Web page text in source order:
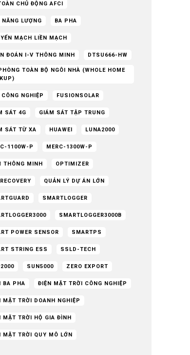
CHỦ ĐỘNG AFCI
LƯỢNG BA PHA
MẠCH LIỀN MẠCH
ĐOÁN I-V THÔNG MINH DTSU666-HW
TOÀN BỘ NGÔI NHÀ (WHOLE HOME
CÔNG NGHIỆP FUSIONSOLAR
SÁT 4G GIÁM SÁT TẬP TRUNG
SÁT TỪ XA HUAWEI LUNA2000
1100W-P MERC-1300W-P
THÔNG MINH OPTIMIZER
QUẢN LÝ DỰ ÁN LỚN
SMARTLOGGER
SMARTLOGGER3000B
POWER SENSOR SMARTPS
STRING ESS SSLD-TECH
SUN5000 ZERO EXPORT
BA PHA ĐIỆN MẶT TRỜI CÔNG NGHIỆP
MẶT TRỜI DOANH NGHIỆP
MẶT TRỜI HỘ GIA ĐÌNH
MẶT TRỜI QUY MÔ LỚN